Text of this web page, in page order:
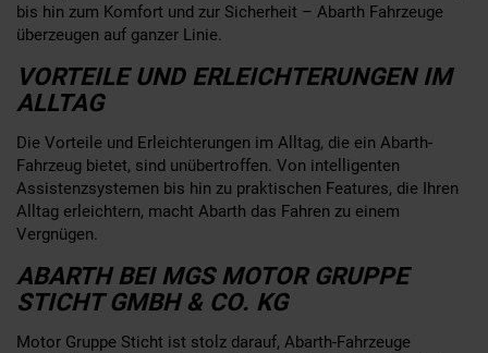
bis hin zum Komfort und zur Sicherheit – Abarth Fahrzeuge
überzeugen auf ganzer Linie.
VORTEILE UND ERLEICHTERUNGEN IM
ALLTAG
Die Vorteile und Erleichterungen im Alltag, die ein Abarth-
Fahrzeug bietet, sind unübertroffen. Von intelligenten
Assistenzsystemen bis hin zu praktischen Features, die Ihren
Alltag erleichtern, macht Abarth das Fahren zu einem
Vergnügen.
ABARTH BEI MGS MOTOR GRUPPE
STICHT GMBH & CO. KG
Motor Gruppe Sticht ist stolz darauf, Abarth-Fahrzeuge